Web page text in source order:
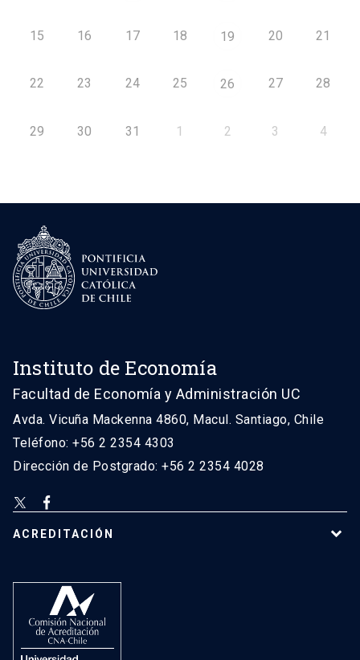
15 16 17 18 19 20 21
22 23 24 25 26 27 28
29 30 31 1 2 3 4
Instituto de Economía
Facultad de Economía y Administración UC
Avda. Vicuña Mackenna 4860, Macul. Santiago, Chile
Teléfono: +56 2 2354 4303
Dirección de Postgrado: +56 2 2354 4028
ACREDITACIÓN